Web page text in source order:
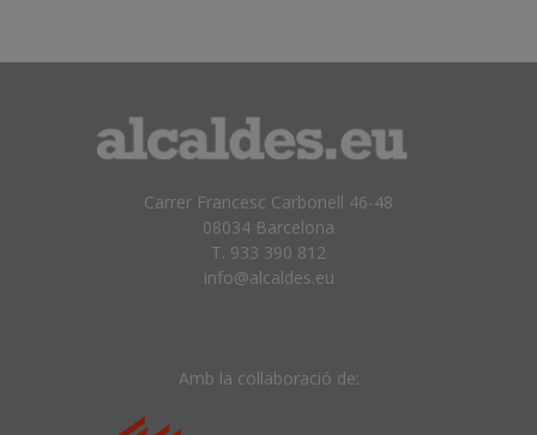
Carrer Francesc Carbonell 46-48
08034 Barcelona
T. 933 390 812
info@alcaldes.eu
Amb la col·laboració de: